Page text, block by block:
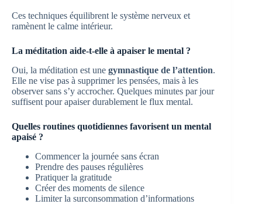
Ces techniques équilibrent le système nerveux et
ramènent le calme intérieur.
La méditation aide-t-elle à apaiser le mental ?
Oui, la méditation est une gymnastique de l’attention.
Elle ne vise pas à supprimer les pensées, mais à les
observer sans s’y accrocher. Quelques minutes par jour
suffisent pour apaiser durablement le flux mental.
Quelles routines quotidiennes favorisent un mental
apaisé ?
Commencer la journée sans écran
Prendre des pauses régulières
Pratiquer la gratitude
Créer des moments de silence
Limiter la surconsommation d’informations